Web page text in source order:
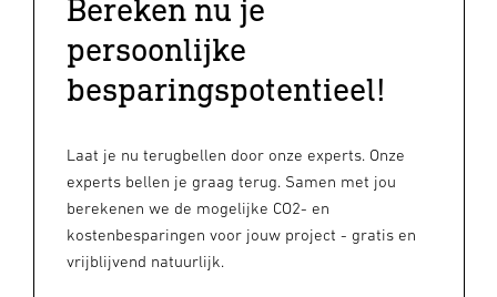
Bereken nu je
persoonlijke
besparingspotentieel!
Laat je nu terugbellen door onze experts. Onze
experts bellen je graag terug. Samen met jou
berekenen we de mogelijke CO2- en
kostenbesparingen voor jouw project - gratis en
vrijblijvend natuurlijk.